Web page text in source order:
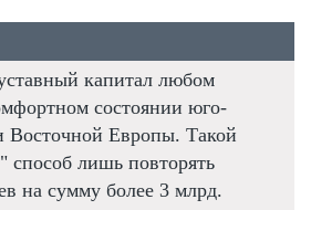
капитал любом
состоянии юго-
Восточной Европы. Такой
способ лишь повторять
на сумму более 3 млрд.